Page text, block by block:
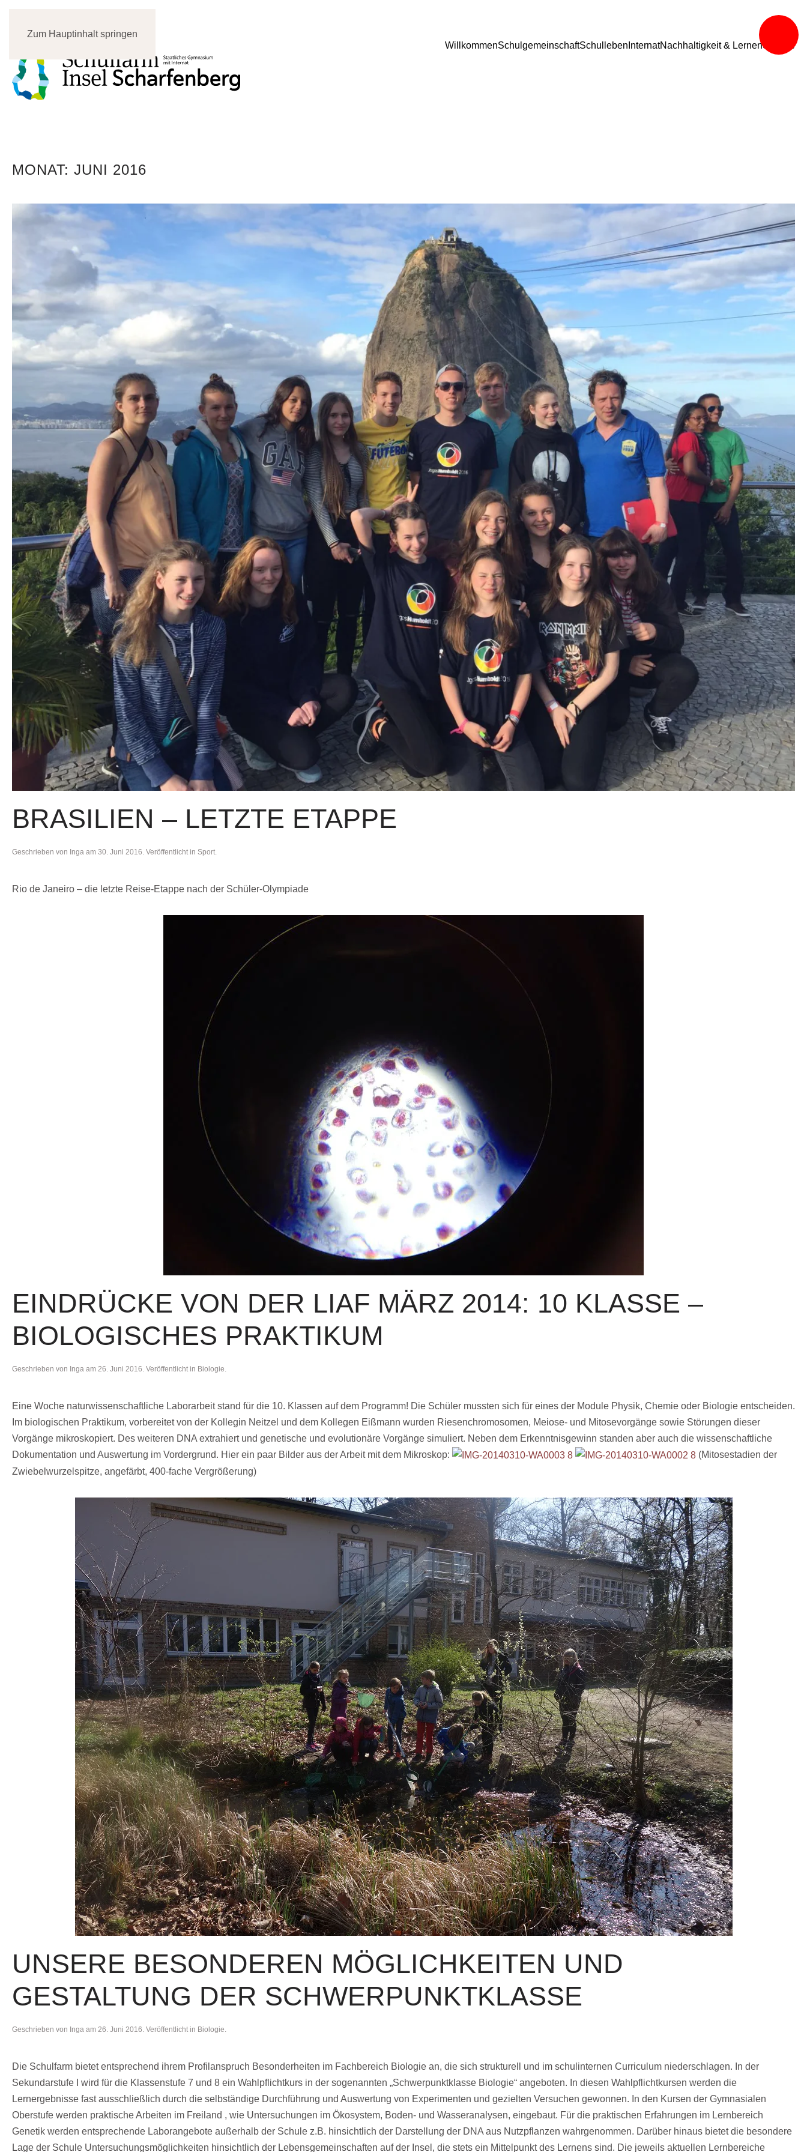
Zum Hauptinhalt springen
WillkommenSchulgemeinschaftSchulleben InternatNachhaltigkeit & LernenService
MONAT: JUNI 2016
BRASILIEN – LETZTE ETAPPE
Geschrieben von Inga am 30. Juni 2016. Veröffentlicht in Sport.
Rio de Janeiro – die letzte Reise-Etappe nach der Schüler-Olympiade
EINDRÜCKE VON DER LIAF MÄRZ 2014: 10 KLASSE –
BIOLOGISCHES PRAKTIKUM
Geschrieben von Inga am 26. Juni 2016. Veröffentlicht in Biologie.
Eine Woche naturwissenschaftliche Laborarbeitstand für die 10. Klassen auf dem Programm! Die Schüler mussten sich für eines der Module Physik, Chemie oder Biologie entscheiden.
Im biologischen Praktikum, vorbereitet von der Kollegin Neitzel und dem Kollegen Eißmann wurden Riesenchromosomen, Meiose- und Mitosevorgänge sowie Störungen dieser
Vorgänge mikroskopiert. Des weiteren DNA extrahiert und genetische und evolutionäre Vorgänge simuliert. Neben dem Erkenntnisgewinn standen aber auch die wissenschaftliche
Dokumentation und Auswertung im Vordergrund. Hier ein paar Bilder aus der Arbeit mit dem Mikroskop:
(Mitosestadien der
Zwiebelwurzelspitze, angefärbt, 400-fache Vergrößerung)
UNSERE BESONDEREN MÖGLICHKEITEN UND
GESTALTUNG DER SCHWERPUNKTKLASSE
Geschrieben von Inga am 26. Juni 2016. Veröffentlicht in Biologie.
Die Schulfarm bietet entsprechend ihrem Profilanspruch Besonderheiten im Fachbereich Biologie an, die sich strukturell und im schulinternen Curriculum niederschlagen. In der
Sekundarstufe I wird für die Klassenstufe 7 und 8 ein Wahlpflichtkurs in der sogenannten „Schwerpunktklasse Biologie“ angeboten. In diesen Wahlpflichtkursen werden die
Lernergebnisse fast ausschließlich durch die selbständige Durchführung und Auswertung von Experimenten und gezielten Versuchen gewonnen. In den Kursen der Gymnasialen
Oberstufe werden praktische Arbeiten im Freiland , wie Untersuchungen im Ökosystem, Boden- und Wasseranalysen, eingebaut. Für die praktischen Erfahrungen im Lernbereich
Genetik werden entsprechende Laborangebote außerhalb der Schule z.B. hinsichtlich der Darstellung der DNA aus Nutzpflanzen wahrgenommen. Darüber hinaus bietet die besondere
Lage der Schule Untersuchungsmöglichkeiten hinsichtlich der Lebensgemeinschaften auf der Insel, die stets ein Mittelpunkt des Lernens sind. Die jeweils aktuellen Lernbereiche